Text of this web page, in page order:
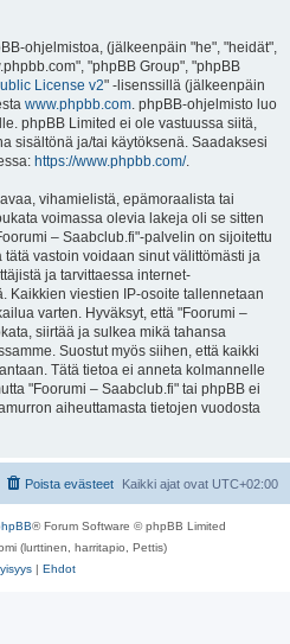
ohjelmistoa, (jälkeenpäin "he", "heidät",
"phpBB Group", "phpBB
License v2" -lisenssillä (jälkeenpäin
www.phpbb.com. phpBB-ohjelmisto luo
phpBB Limited ei ole vastuussa siitä,
sisältönä ja/tai käytöksenä. Saadaksesi
https://www.phpbb.com/.
vihamielistä, epämoraalista tai
voimassa olevia lakeja oli se sitten
– Saabclub.fi"-palvelin on sijoitettu
vastoin voidaan sinut välittömästi ja
ja tarvittaessa internet-
Kaikkien viestien IP-osoite tallennetaan
varten. Hyväksyt, että "Foorumi –
siirtää ja sulkea mikä tahansa
Suostut myös siihen, että kaikki
Tätä tietoa ei anneta kolmannelle
"Foorumi – Saabclub.fi" tai phpBB ei
aiheuttamasta tietojen vuodosta
Kaikki ajat ovat UTC+02:00
Poista evästeet
® Forum Software © phpBB Limited
(lurttinen, harritapio, Pettis)
| Ehdot